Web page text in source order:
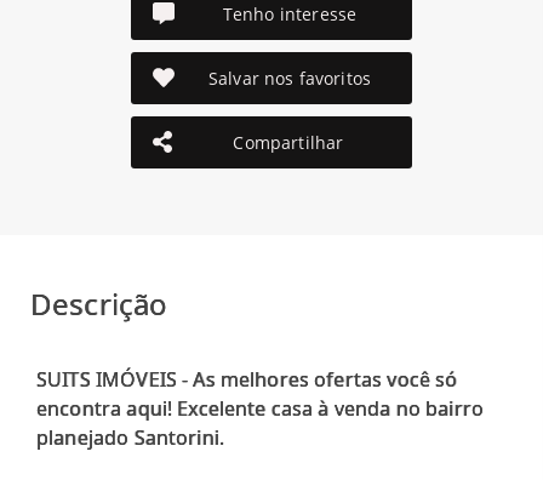
Tenho interesse
Salvar nos favoritos
Compartilhar
Descrição
SUITS IMÓVEIS - As melhores ofertas você só
encontra aqui! Excelente casa à venda no bairro
planejado Santorini.